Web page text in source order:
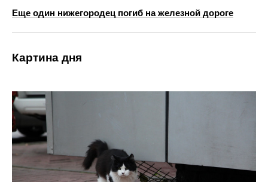
Еще один нижегородец погиб на железной дороге
Картина дня